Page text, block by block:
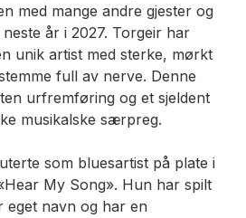
med mange andre gjester og
år i 2027. Torgeir har
unik artist med sterke, mørkt
full av nerve. Denne
urfremføring og et sjeldent
musikalske særpreg.
som bluesartist på plate i
My Song». Hun har spilt
eget navn og har en